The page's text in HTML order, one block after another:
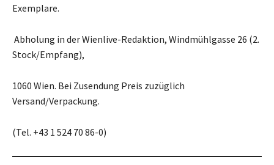
Exemplare.
Abholung in der Wienlive-Redaktion, Windmühlgasse 26 (2.
Stock/Empfang),
1060 Wien. Bei Zusendung Preis zuzüglich
Versand/Verpackung.
(Tel. +43 1 524 70 86-0)